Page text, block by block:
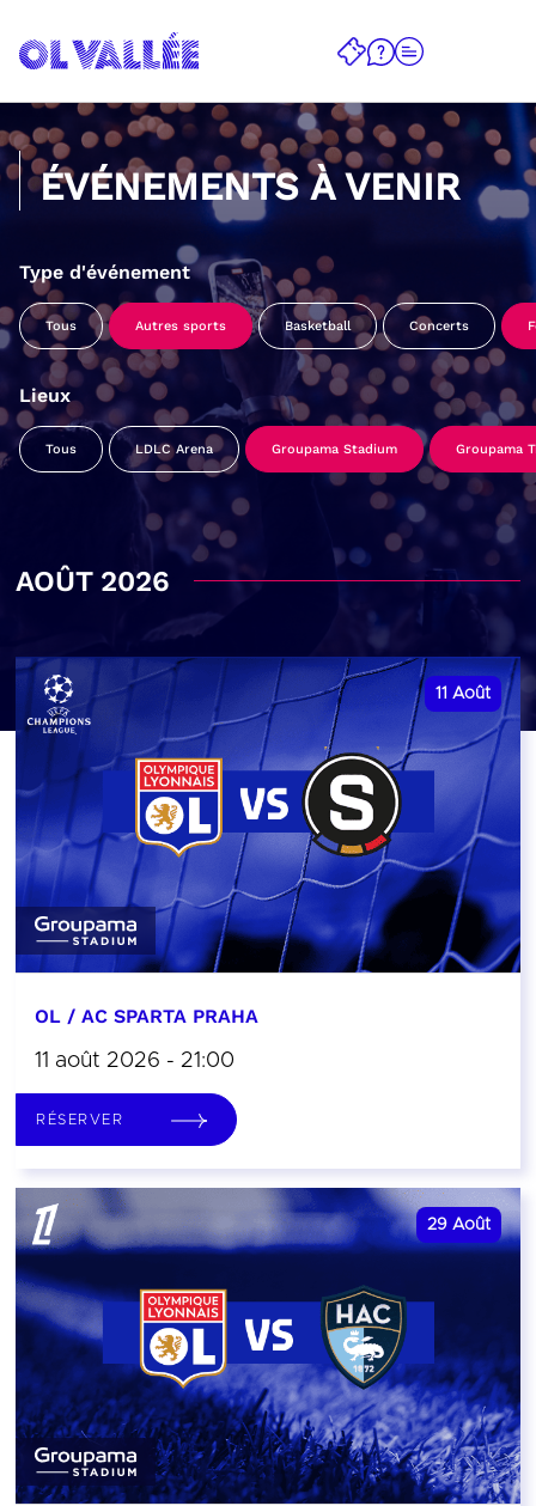
ÉVÉNEMENTS À VENIR
Type d'événement
Tous Autres sports Basketball Concerts
Lieux
Tous LDLC Arena Groupama Stadium Groupama
AOÛT 2026
11 Août
OL / AC SPARTA PRAHA
11 août 2026 - 21:00
RÉSERVER
29 Août